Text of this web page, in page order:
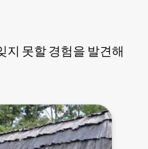
지 못할 경험을 발견해